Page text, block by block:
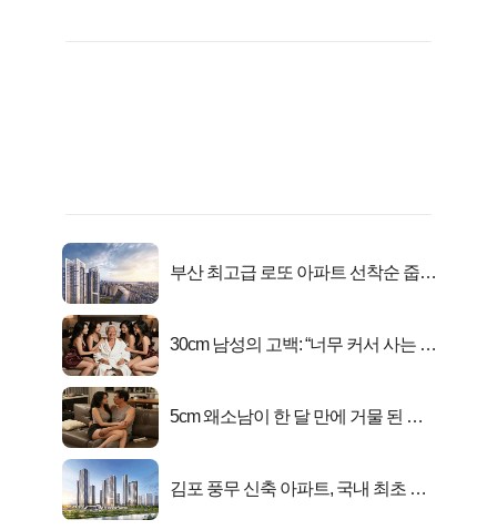
부산 최고급 로또 아파트 선착순 줍줍
30cm 남성의 고백: “너무 커서 사는 게
5cm 왜소남이 한 달 만에 거물 된 사
김포 풍무 신축 아파트, 국내 최초 반